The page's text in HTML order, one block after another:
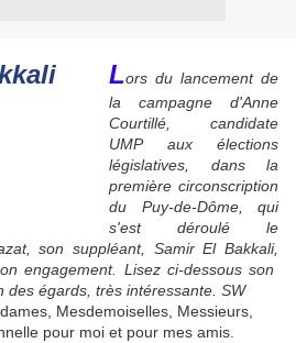
Lors du lancement de
la campagne d'Anne
Courtillé, candidate
UMP aux élections
législatives, dans la
première circonscription
du Puy-de-Dôme, qui
s'est déroulé le
son suppléant, Samir El Bakkali,
engagement. Lisez ci-dessous son
des égards, très intéressante. SW
Mesdemoiselles, Messieurs,
pour moi et pour mes amis.